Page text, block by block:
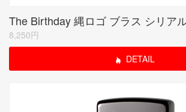
8,250円
DETAIL